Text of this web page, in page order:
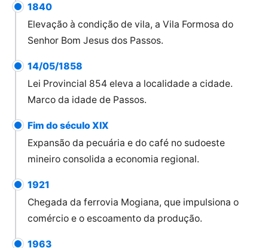
1840
Elevação à condição de vila, a Vila Formosa do
Senhor Bom Jesus dos Passos.
14/05/1858
Lei Provincial 854 eleva a localidade a cidade.
Marco da idade de Passos.
Fim do século XIX
Expansão da pecuária e do café no sudoeste
mineiro consolida a economia regional.
1921
Chegada da ferrovia Mogiana, que impulsiona o
comércio e o escoamento da produção.
1963